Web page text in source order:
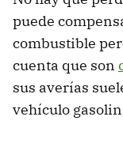
puede
combustible
cuenta que son
sus averías
vehículo